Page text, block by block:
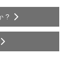
?